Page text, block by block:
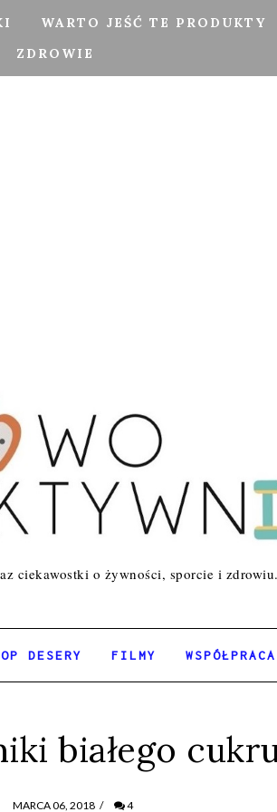
WARTO JEŚĆ TE PRODUKTY
ZDROWIE
ciekawostki o żywności, sporcie i
DESERY FILMY WSPÓŁPRACA
białego
MARCA 06, 2018 / 4